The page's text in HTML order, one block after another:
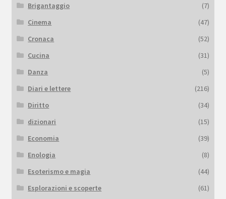
Brigantaggio
(7)
Cinema
(47)
Cronaca
(52)
Cucina
(31)
Danza
(5)
Diari e lettere
(216)
Diritto
(34)
dizionari
(15)
Economia
(39)
Enologia
(8)
Esoterismo e magia
(44)
Esplorazioni e scoperte
(61)